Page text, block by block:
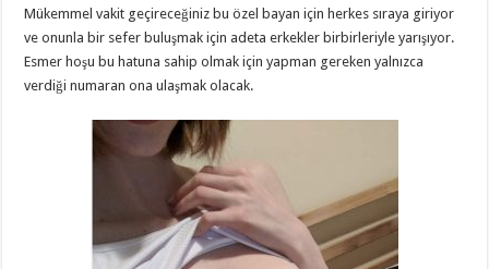
Mükemmel vakit geçireceğiniz bu özel bayan için herkes sıraya giriyor
ve onunla bir sefer buluşmak için adeta erkekler birbirleriyle yarışıyor.
Esmer hoşu bu hatuna sahip olmak için yapman gereken yalnızca
verdiği numaran ona ulaşmak olacak.